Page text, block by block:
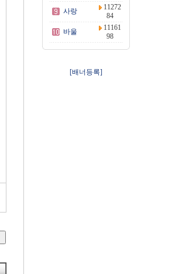
사랑
11272
84
바울
11161
98
[배너등록]